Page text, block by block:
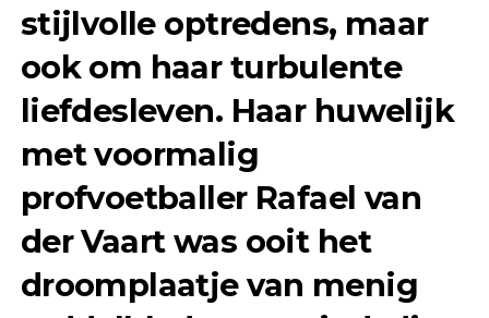
stijlvolle optredens, maar
ook om haar turbulente
liefdesleven. Haar huwelijk
met voormalig
profvoetballer Rafael van
der Vaartwas ooit het
droomplaatje van menig